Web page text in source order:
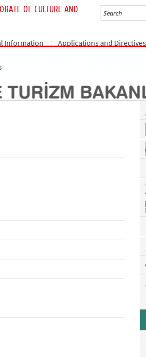
OF CULTURE AND
Information Applications and Directives